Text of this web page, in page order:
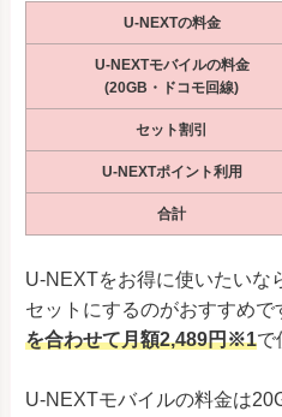
U-NEXTの料金
U-NEXTモバイルの料金
(20GB・ドコモ回線)
セット割引
U-NEXTポイント利用
合計
U-NEXTをお得に使いたいな
セットにするのがおすすめで
を合わせて月額2,489円※1で
U-NEXTモバイルの料金は